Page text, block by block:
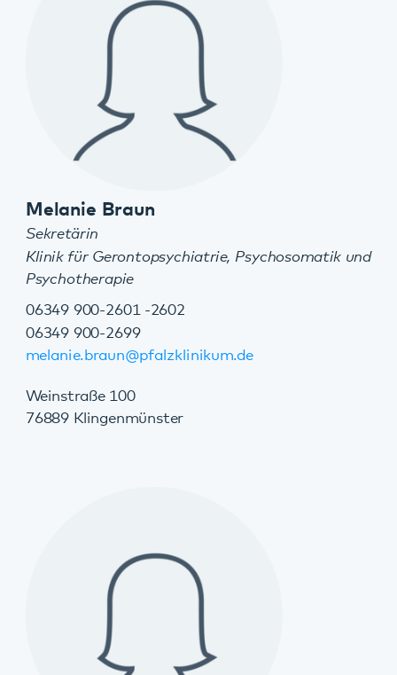
Susanne Sarter-Arnold
Psychotherapie
06349 900-2699
susanne.sarter-arnold@pfalzklinikum.de
Dr. Stefan Frisch